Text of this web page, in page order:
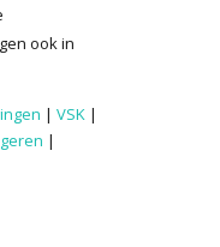
ook in
| VSK |
|